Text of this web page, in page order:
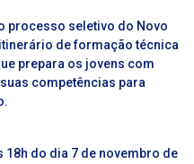
processo seletivo do Novo
de formação técnica
prepara os jovens com
competências para
do dia 7 de novembro de